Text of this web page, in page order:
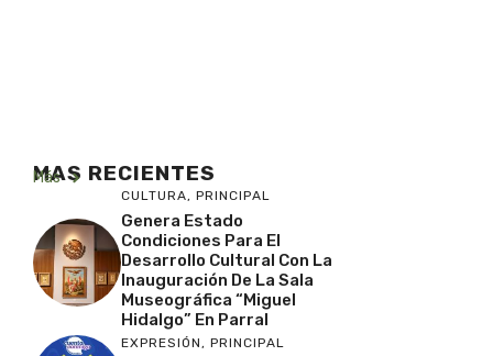
MAS RECIENTES
Más
CULTURA, PRINCIPAL
Genera Estado
Condiciones Para El
Desarrollo Cultural Con La
Inauguración De La Sala
Museográfica “Miguel
Hidalgo” En Parral
EXPRESIÓN , PRINCIPAL